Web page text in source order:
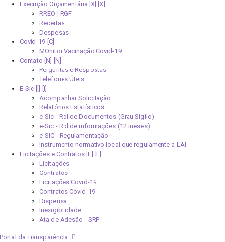
Execução Orçamentária [X]
RREO | RGF
Receitas
Despesas
Covid-19
MOnitor Vacinação Covid-19
Contato [N]
Perguntas e Respostas
Telefones Úteis
E-Sic [I]
Acompanhar Solicitação
Relatórios Estatísticos
e-Sic - Rol de Documentos (Grau Sigilo)
e-Sic - Rol de informações (12 meses)
e-SIC - Regulamentação
Instrumento normativo local que regulamente a LAI
Licitações e Contratos [L]
Licitações
Contratos
Licitações Covid-19
Contratos Covid-19
Dispensa
Inexigibilidade
Ata de Adesão - SRP
Portal da Transparência